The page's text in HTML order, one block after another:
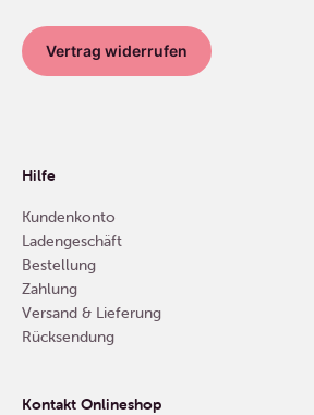
Vertrag widerrufen
Hilfe
Kundenkonto
Ladengeschäft
Bestellung
Zahlung
Versand & Lieferung
Rücksendung
Kontakt Onlineshop